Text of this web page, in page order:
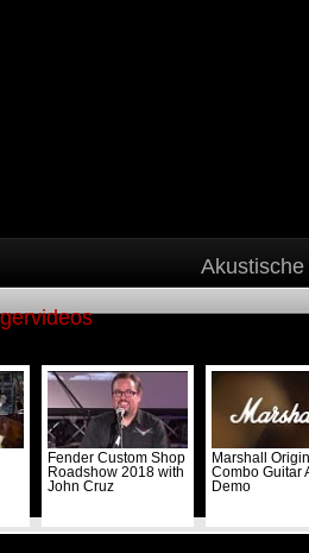
Fender Custom Shop
Roadshow 2018 with
John Cruz
Marshall
Combo Guitar
Demo